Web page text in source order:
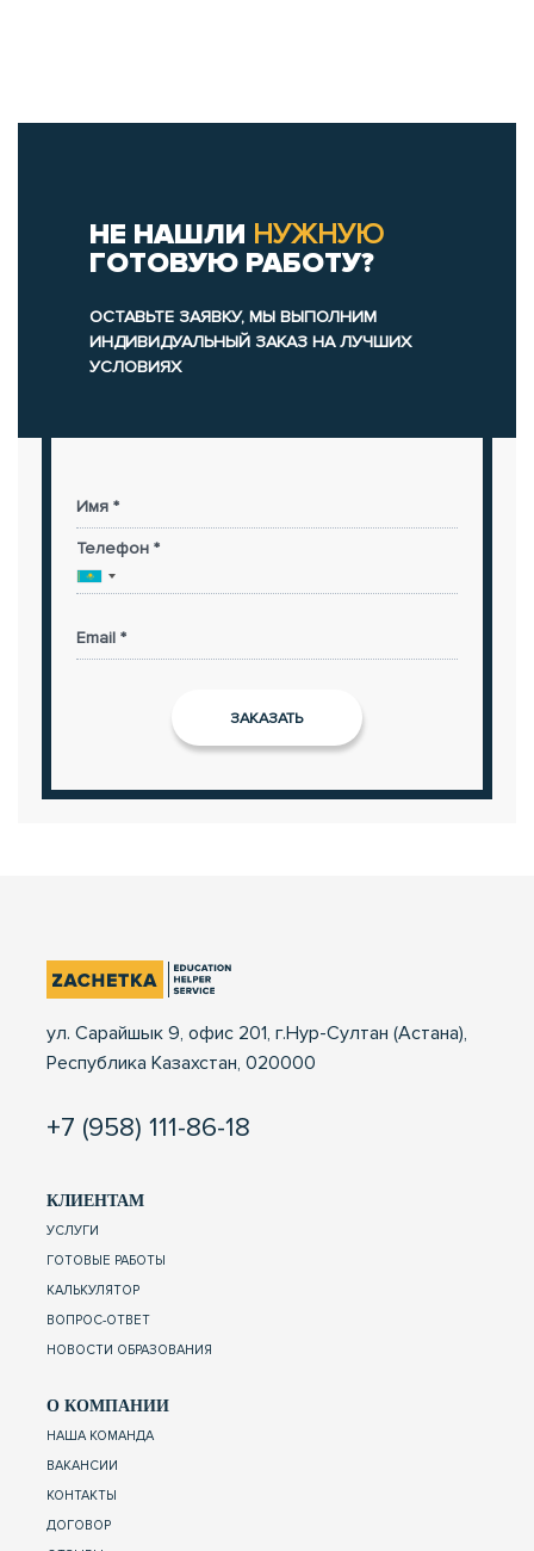
НЕ НАШЛИ НУЖНУЮ
ГОТОВУЮ РАБОТУ?
ОСТАВЬТЕ ЗАЯВКУ, МЫ ВЫПОЛНИМ
ИНДИВИДУАЛЬНЫЙ ЗАКАЗ НА ЛУЧШИХ
УСЛОВИЯХ
Имя *
Телефон *
Email *
ул. Сарайшык 9, офис 201, г.Нур-Султан (Астана),
Республика Казахстан, 020000
+7 (958) 111-86-18
КЛИЕНТАМ
УСЛУГИ
ГОТОВЫЕ РАБОТЫ
КАЛЬКУЛЯТОР
ВОПРОС-ОТВЕТ
НОВОСТИ ОБРАЗОВАНИЯ
О КОМПАНИИ
НАША КОМАНДА
ВАКАНСИИ
КОНТАКТЫ
ДОГОВОР